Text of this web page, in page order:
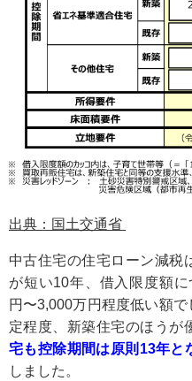
出典：国土交通省
中古住宅の住宅ローン減税
が短い10年、借入限度額
円〜3,000万円程度低い額
定程度、新築住宅のほうが
宅も控除期間は原則13年と
しました。